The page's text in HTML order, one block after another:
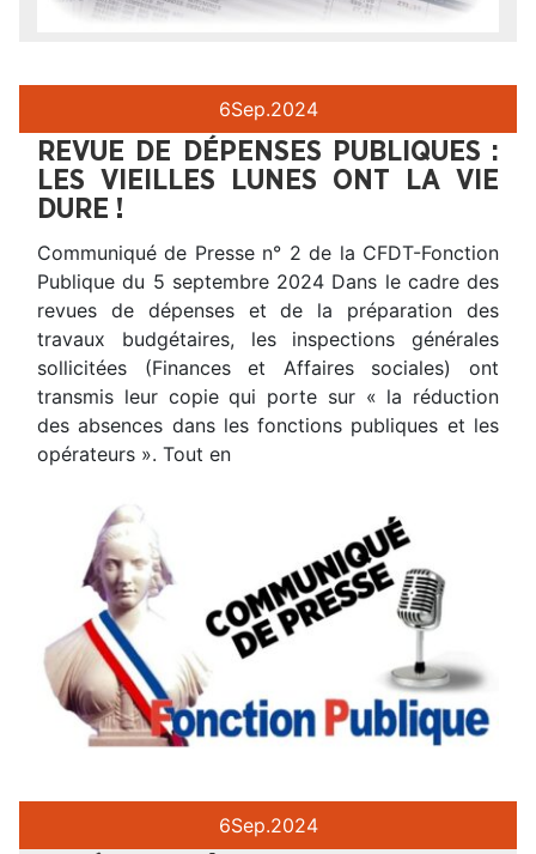
6Sep.2024
REVUE DE DÉPENSES PUBLIQUES :
LES VIEILLES LUNES ONT LA VIE
DURE !
Communiqué de Presse n° 2 de la CFDT-Fonction
Publique du 5 septembre 2024 Dans le cadre des
revues de dépenses et de la préparation des
travaux budgétaires, les inspections générales
sollicitées (Finances et Affaires sociales) ont
transmis leur copie qui porte sur « la réduction
des absences dans les fonctions publiques et les
opérateurs ». Tout en
6Sep.2024